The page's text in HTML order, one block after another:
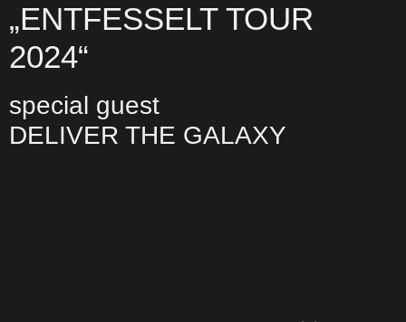
„ENTFESSELT TOUR
2024“
special guest
DELIVER THE GALAXY